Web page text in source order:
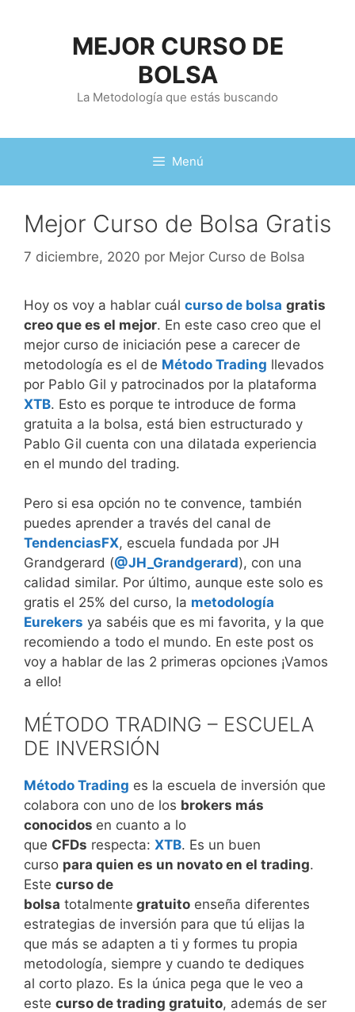
MEJOR CURSO DE
BOLSA
La Metodología que estás buscando
Menú
Mejor Curso de Bolsa Gratis
7 diciembre, 2020 por Mejor Curso de Bolsa
Hoy os voy a hablar cuál curso de bolsa gratis
creo que es el mejor. En este caso creo que el
mejor curso de iniciación pese a carecer de
metodología es el de Método Trading llevados
por Pablo Gil y patrocinados por la plataforma
XTB. Esto es porque te introduce de forma
gratuita a la bolsa, está bien estructurado y
Pablo Gil cuenta con una dilatada experiencia
en el mundo del trading.
Pero si esa opción no te convence, también
puedes aprender a través del canal de
TendenciasFX, escuela fundada por JH
Grandgerard (@JH_Grandgerard), con una
calidad similar. Por último, aunque este solo es
gratis el 25% del curso, la metodología
Eurekers ya sabéis que es mi favorita, y la que
recomiendo a todo el mundo. En este post os
voy a hablar de las 2 primeras opciones ¡Vamos
a ello!
MÉTODO TRADING – ESCUELA
DE INVERSIÓN
Método Trading es la escuela de inversión que
colabora con uno de los brokers más
conocidos en cuanto a lo
que CFDs respecta: XTB. Es un buen
curso para quien es un novato en el trading.
Este curso de
bolsa totalmente gratuito enseña diferentes
estrategias de inversión para que tú elijas la
que más se adapten a ti y formes tu propia
metodología, siempre y cuando te dediques
al corto plazo. Es la única pega que le veo a
este curso de trading gratuito, además de ser